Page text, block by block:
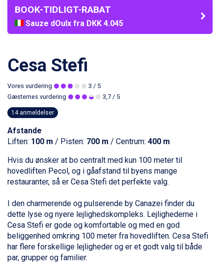
BOOK-TIDLIGT-RABAT
Sauze dOulx fra DKK 4.045
La Thuile fra DKK 4.595
Cervinia fra DKK 5.295
Sölden fra DKK 8.445
Passo Tonale fra DKK 3.795
Saalbach fra DKK 5.945
Champoluc fra DKK 3.795
Sestriere fra DKK 4.395
Wagrain fra DKK 4.645
Ischgl fra DKK 7.095
St. Anton fra DKK 7.245
Zell am See fra DKK 4.095
Canazei fra DKK 4.745
Ponte di Legno fra DKK 4.745
Bad Gastein fra DKK 4.195
Alleghe fra DKK 5.595
Arabba fra DKK 7.045
Sauze dOulx fra DKK 4.045
La Thuile fra DKK 4.595
Cesa Stefi
Vores vurdering 3 / 5
Gæsternes vurdering
3,7 / 5
14 anmeldelser
Afstande
Liften: 100 m / Pisten: 700 m / Centrum: 400 m
Hvis du ønsker at bo centralt med kun 100 meter til
hovedliften Pecol, og i gåafstand til byens mange
restauranter, så er Cesa Stefi det perfekte valg.
I den charmerende og pulserende by Canazei finder du
dette lyse og nyere lejlighedskompleks. Lejlighederne i
Cesa Stefi er gode og komfortable og med en god
beliggenhed omkring 100 meter fra hovedliften. Cesa Stefi
har flere forskellige lejligheder og er et godt valg til både
par, grupper og familier.